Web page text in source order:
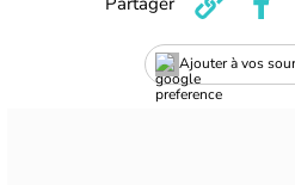
Ajouter à vos